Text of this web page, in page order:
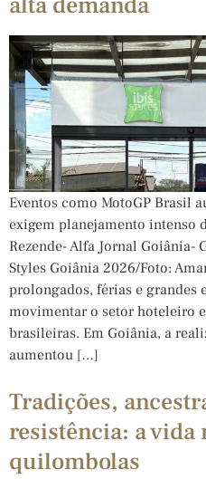
Eventos como MotoGP Brasil
exigem planejamento intenso
Rezende- Alfa Jornal Goiânia-
Styles Goiânia 2026/Foto:
prolongados, férias e grandes
movimentar o setor hoteleiro
brasileiras. Em Goiânia, a
aumentou […]
Tradições,
resistência: a vida
quilombolas